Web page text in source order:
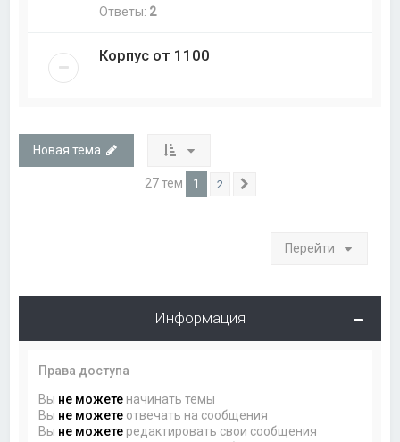
Ответы: 2
Корпус от 1100
Новая тема
27 тем 1 2
Перейти
Информация
Права доступа
Вы не можете начинать темы
Вы не можете отвечать на сообщения
Вы не можете редактировать свои сообщения